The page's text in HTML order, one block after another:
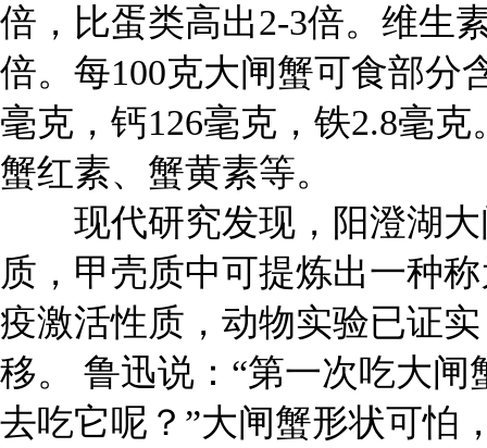
倍，比蛋类高出2-3倍。维生
倍。每100克大闸蟹可食部分
毫克，钙126毫克，铁2.8毫
蟹红素、蟹黄素等。
现代研究发现，阳澄湖大
质，甲壳质中可提炼出一种
疫激活性质，动物实验已证
移。 鲁迅说：“第一次吃大
去吃它呢？”大闸蟹形状可怕